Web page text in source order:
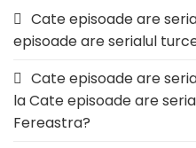
Cate episoade are
episoade are serialul
Cate episoade are
laCate episoade are
Fereastra?